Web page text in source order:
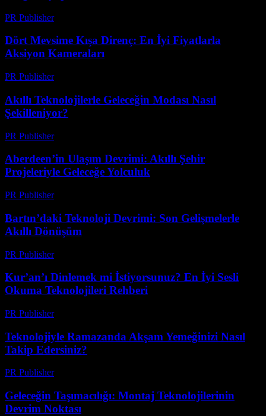
PR Publisher-
Dört Mevsime Kışa Direnç: En İyi Fiyatlarla
Aksiyon Kameraları
PR Publisher-
Akıllı Teknolojilerle Geleceğin Modası Nasıl
Şekilleniyor?
PR Publisher-
Aberdeen’in Ulaşım Devrimi: Akıllı Şehir
Projeleriyle Geleceğe Yolculuk
PR Publisher-
Bartın’daki Teknoloji Devrimi: Son Gelişmelerle
Akıllı Dönüşüm
PR Publisher-
Kur’an’ı Dinlemek mi İstiyorsunuz? En İyi Sesli
Okuma Teknolojileri Rehberi
PR Publisher-
Teknolojiyle Ramazanda Akşam Yemeğinizi Nasıl
Takip Edersiniz?
PR Publisher-
Geleceğin Taşımacılığı: Montaj Teknolojilerinin
Devrim Noktası